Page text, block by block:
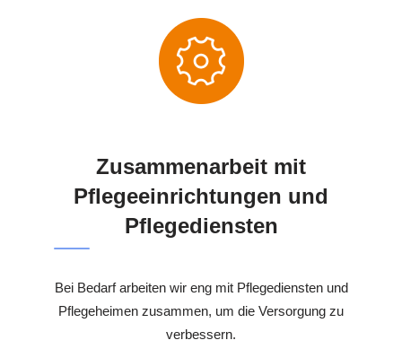
Zusammenarbeit mit
Pflegeeinrichtungen und
Pflegediensten
Bei Bedarf arbeiten wir eng mit Pflegediensten und
Pflegeheimen zusammen, um die Versorgung zu
verbessern.